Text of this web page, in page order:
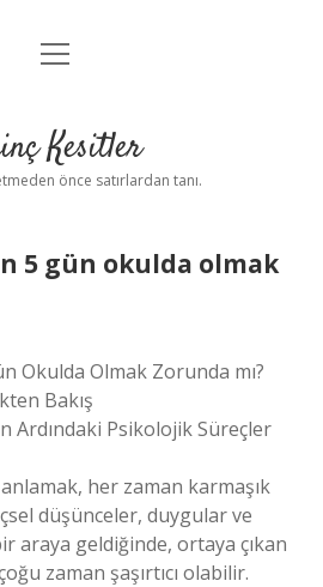
Anasayfa
Yasal Uyarı
menüyü
Kesitler
önce satırlardan tanı.
5 gün okulda olmak
Okulda Olmak Zorunda mı?
Bakış
Ardındaki Psikolojik Süreçler
anlamak, her zaman karmaşık
düşünceler, duygular ve
araya geldiğinde, ortaya çıkan
zaman şaşırtıcı olabilir.